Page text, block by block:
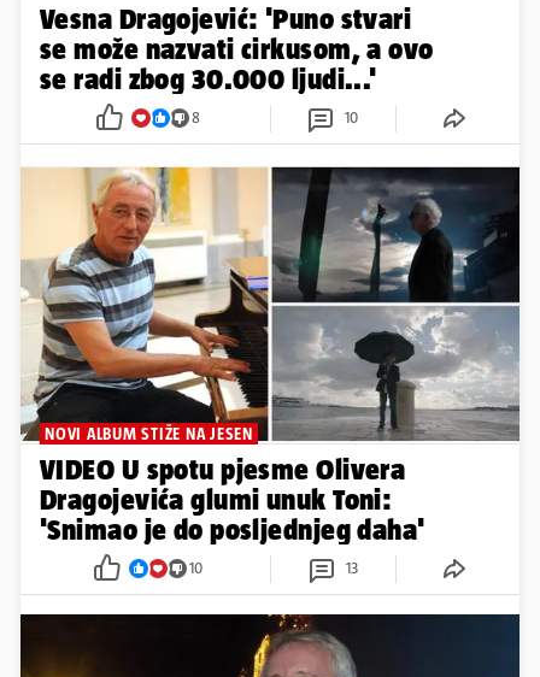
Vesna Dragojević: 'Puno stvari
se može nazvati cirkusom, a ovo
se radi zbog 30.000 ljudi...'
8 10
NOVI ALBUM STIŽE NA JESEN
VIDEO U spotu pjesme Olivera
Dragojevića glumi unuk Toni:
'Snimao je do posljednjeg daha'
10 13